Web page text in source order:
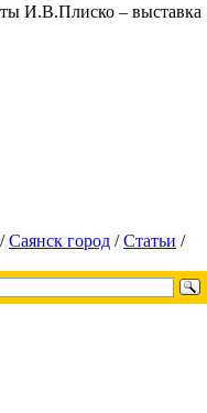
– выставка
/Саянск город /Cтатьи /